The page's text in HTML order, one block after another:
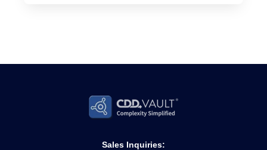
Sales Inquiries: